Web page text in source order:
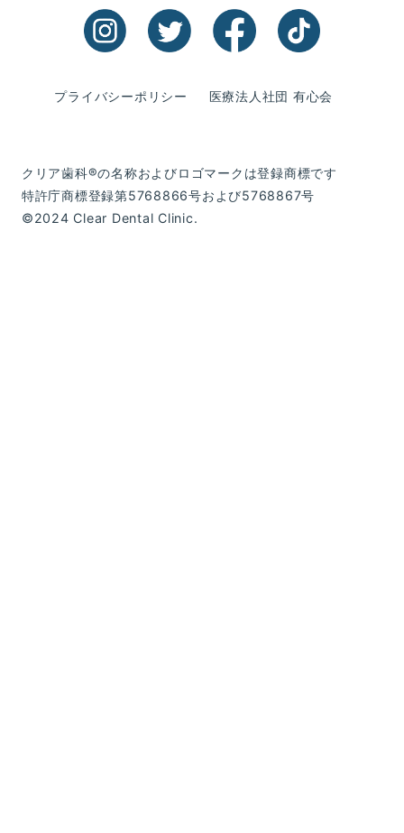
プライバシーポリシー 医療法人社団 有心会
クリア歯科®の名称およびロゴマークは登録商標です
特許庁商標登録第5768866号および5768867号
©2024 Clear Dental Clinic.